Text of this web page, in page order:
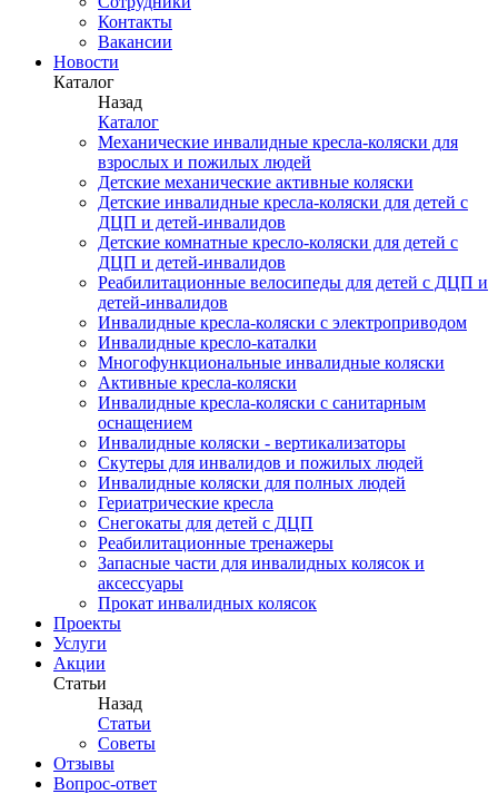
Контакты
Вакансии
Новости
Каталог
Назад
Каталог
Механические инвалидные кресла-коляски для
взрослых и пожилых людей
Детские механические активные коляски
Детские инвалидные кресла-коляски для детей с
ДЦП и детей-инвалидов
Детские комнатные кресло-коляски для детей с
ДЦП и детей-инвалидов
Реабилитационные велосипеды для детей с ДЦП и
детей-инвалидов
Инвалидные кресла-коляски с электроприводом
Инвалидные кресло-каталки
Многофункциональные инвалидные коляски
Активные кресла-коляски
Инвалидные кресла-коляски с санитарным
оснащением
Инвалидные коляски - вертикализаторы
Скутеры для инвалидов и пожилых людей
Инвалидные коляски для полных людей
Гериатрические кресла
Снегокаты для детей c ДЦП
Реабилитационные тренажеры
Запасные части для инвалидных колясок и
аксессуары
Прокат инвалидных колясок
Проекты
Услуги
Акции
Статьи
Назад
Статьи
Советы
Отзывы
Вопрос-ответ